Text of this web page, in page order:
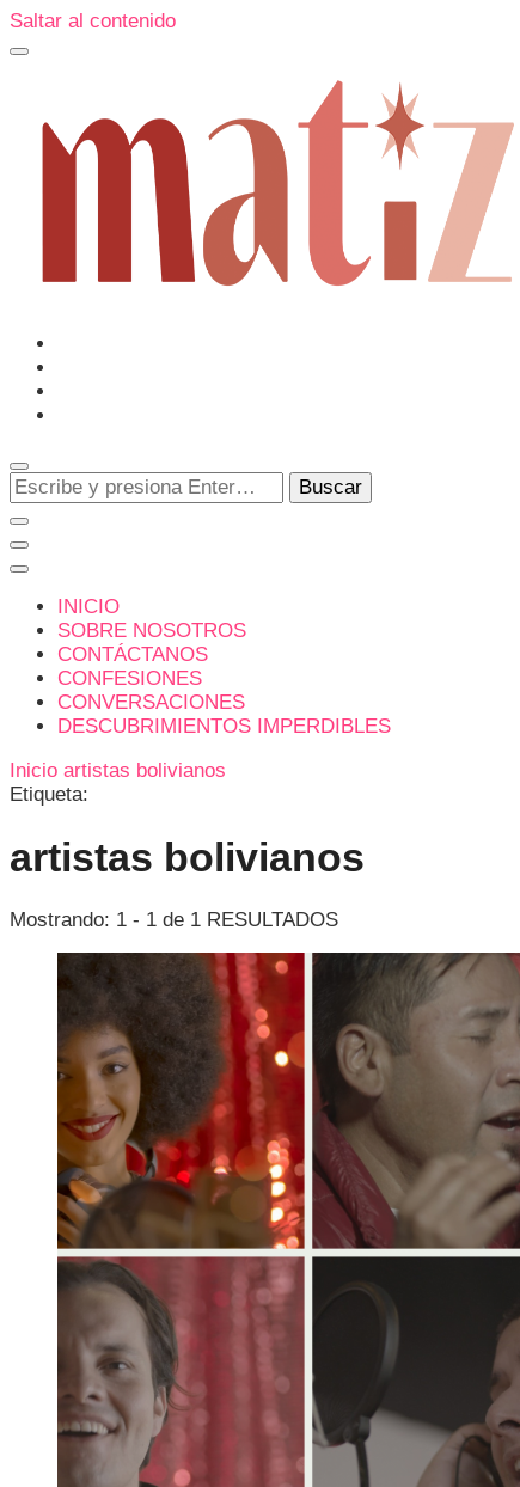
Saltar al contenido
Matiz
Un espacio editorial donde pongo en palabras aquello
me sorprenden o creo que merecen ser descubiertas.
¿Buscas
algo?
INICIO
SOBRE NOSOTROS
CONTÁCTANOS
CONFESIONES
CONVERSACIONES
DESCUBRIMIENTOS IMPERDIBLES
Inicio artistas bolivianos
Etiqueta:
artistas bolivianos
Mostrando: 1 - 1 de 1 RESULTADOS